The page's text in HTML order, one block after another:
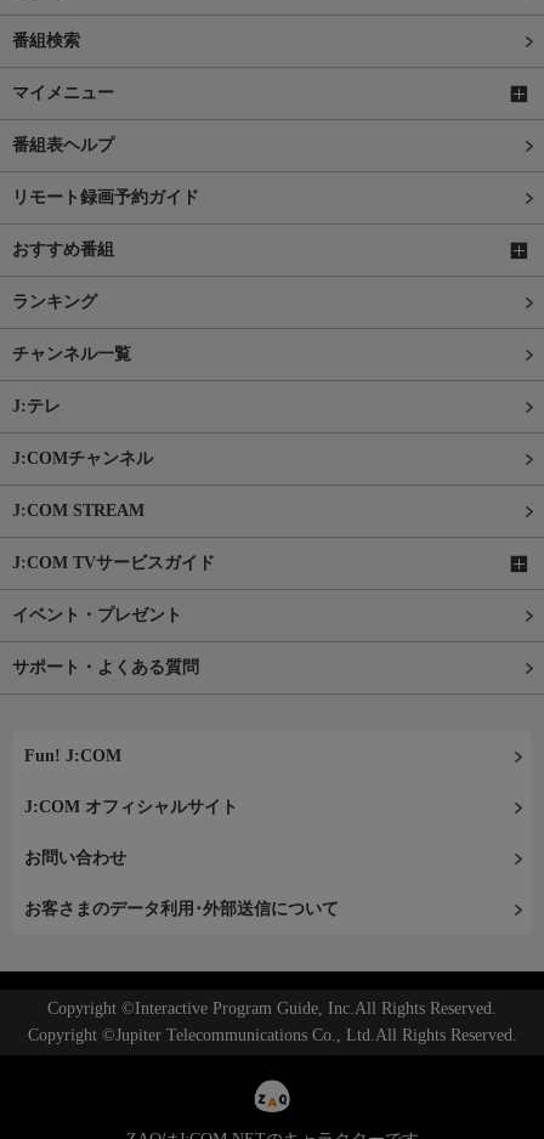
番組検索
マイメニュー
番組表ヘルプ
リモート録画予約ガイド
おすすめ番組
ランキング
チャンネル一覧
J:テレ
J:COMチャンネル
J:COM STREAM
J:COM TVサービスガイド
イベント・プレゼント
サポート・よくある質問
Fun! J:COM
J:COM オフィシャルサイト
お問い合わせ
お客さまのデータ利用･外部送信について
Copyright ©Interactive Program Guide, Inc.All Rights Reserved.
Copyright ©Jupiter Telecommunications Co., Ltd.All Rights Reserved.